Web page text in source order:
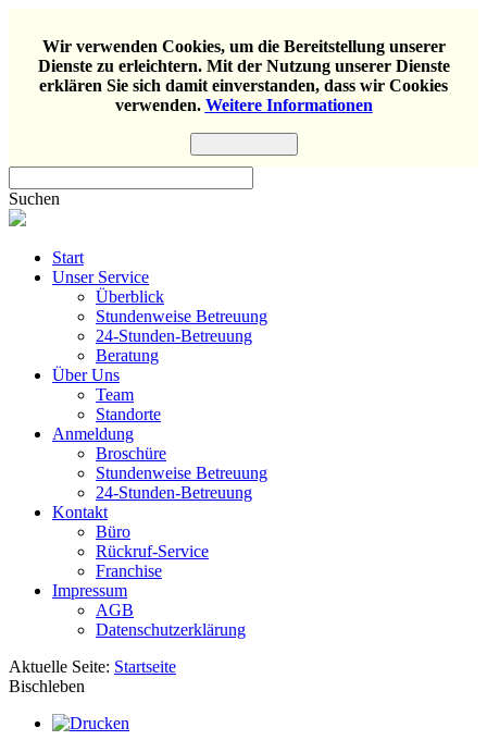
Wir verwenden Cookies, um die Bereitstellung unserer
Dienste zu erleichtern. Mit der Nutzung unserer Dienste
erklären Sie sich damit einverstanden, dass wir Cookies
verwenden. Weitere Informationen
Suchen
Start
Unser Service
Überblick
Stundenweise Betreuung
24-Stunden-Betreuung
Beratung
Über Uns
Team
Standorte
Anmeldung
Broschüre
Stundenweise Betreuung
24-Stunden-Betreuung
Kontakt
Büro
Rückruf-Service
Franchise
Impressum
AGB
Datenschutzerklärung
Aktuelle Seite: Startseite
Bischleben